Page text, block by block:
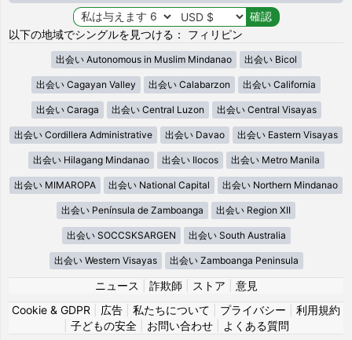
以下の地域でシングルを見つける： フィリピン
出会い Autonomous in Muslim Mindanao 出会い Bicol
出会い Cagayan Valley 出会い Calabarzon 出会い California
出会い Caraga 出会い Central Luzon 出会い Central Visayas
出会い Cordillera Administrative 出会い Davao 出会い Eastern Visayas
出会い Hilagang Mindanao 出会い Ilocos 出会い Metro Manila
出会い MIMAROPA 出会い National Capital 出会い Northern Mindanao
出会い Península de Zamboanga 出会い Region XII
出会い SOCCSKSARGEN 出会い South Australia
出会い Western Visayas 出会い Zamboanga Peninsula
ニュース 詐欺師 ストア
意見
Cookie & GDPR
広告 私たちについて プライバシー
利用規約
子どもの安全| お問い合わせ| よくある質問